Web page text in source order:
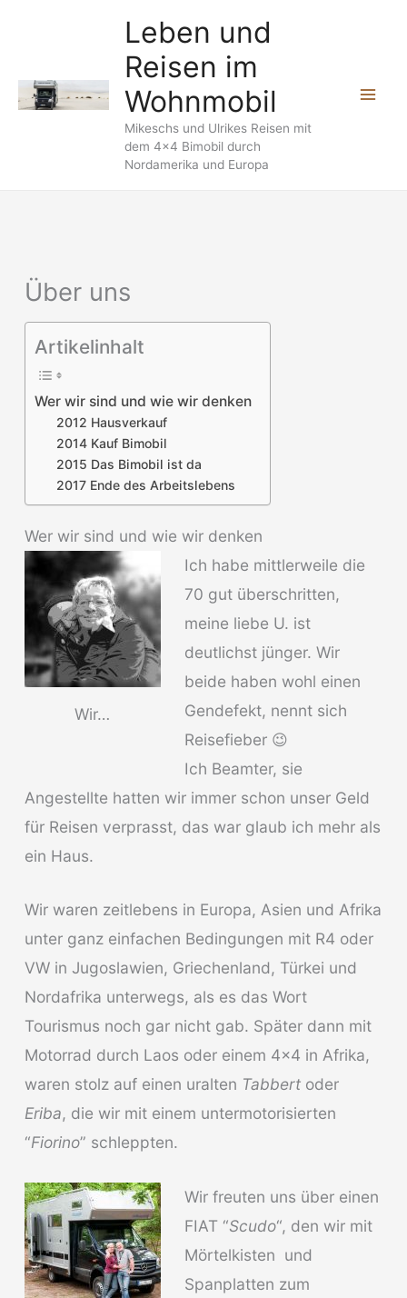
Leben und
Reisen im
Wohnmobil
Mikeschs und Ulrikes Reisen mit
dem 4x4 Bimobil durch
Nordamerika und Europa
Über uns
Artikelinhalt
Wer wir sind und wie wir denken
2012 Hausverkauf
2014 Kauf Bimobil
2015 Das Bimobil ist da
2017 Ende des Arbeitslebens
Wer wir sind und wie wir denken
Wir…
Ich habe mittlerweile die
70 gut überschritten,
meine liebe U. ist
deutlichst jünger. Wir
beide haben wohl einen
Gendefekt, nennt sich
Reisefieber 😉
Ich Beamter, sie
Angestellte hatten wir immer schon unser Geld
für Reisen verprasst, das war glaub ich mehr als
ein Haus.
Wir waren zeitlebens in Europa, Asien und Afrika
unter ganz einfachen Bedingungen mit R4 oder
VW in Jugoslawien, Griechenland, Türkei und
Nordafrika unterwegs, als es das Wort
Tourismus noch gar nicht gab. Später dann mit
Motorrad durch Laos oder einem 4×4 in Afrika,
waren stolz auf einen uralten Tabbertoder
Eriba, die wir mit einem untermotorisierten
“Fiorino” schleppten.
Wir freuten uns über einen
FIAT “Scudo“, den wir mit
Mörtelkisten und
Spanplatten zum